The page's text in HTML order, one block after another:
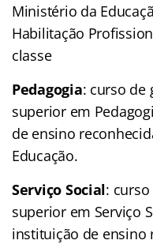
Ministério da
Habilitação
classe
Pedagogia: curso de
superior em
de ensino
Educação.
Serviço Social:
superior em Serviço
instituição de ensino